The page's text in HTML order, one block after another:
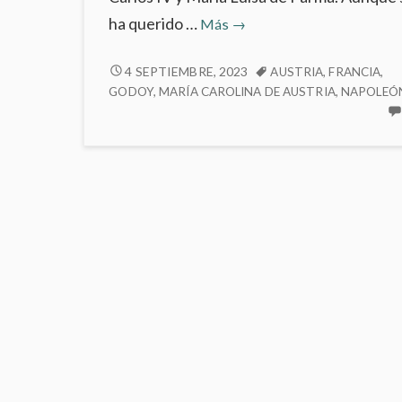
ha querido … Más Fernando
(1784-
1833)
→
FERNANDO
VII
4 SEPTIEMBRE, 2023 AUSTRIA,FRANCIA,
GODOY,MARÍA CAROLINA DE AUSTRIA,